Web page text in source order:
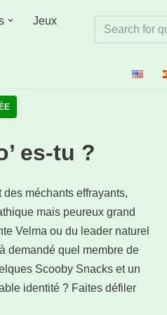
Jeux
es-tu ?
méchants effrayants,
mais peureux grand
Velma ou du leader naturel
demandé quel membre de
Scooby Snacks et un
identité ? Faites défiler